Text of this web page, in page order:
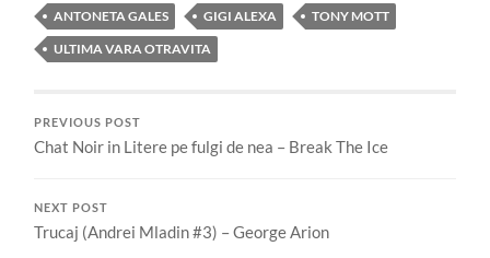
ANTONETA GALES GIGI ALEXA
TONY MOTT
ULTIMA VARA OTRAVITA
PREVIOUS POST
Chat Noir in Litere pe fulgi de nea – Break The Ice
NEXT POST
Trucaj (Andrei Mladin #3) – George Arion